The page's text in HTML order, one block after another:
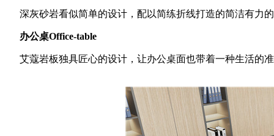
深灰砂岩看似简单的设计，配以简练折线打造的简洁有力
办公桌Office-table
艾蔻岩板独具匠心的设计，让办公桌面也带着一种生活的